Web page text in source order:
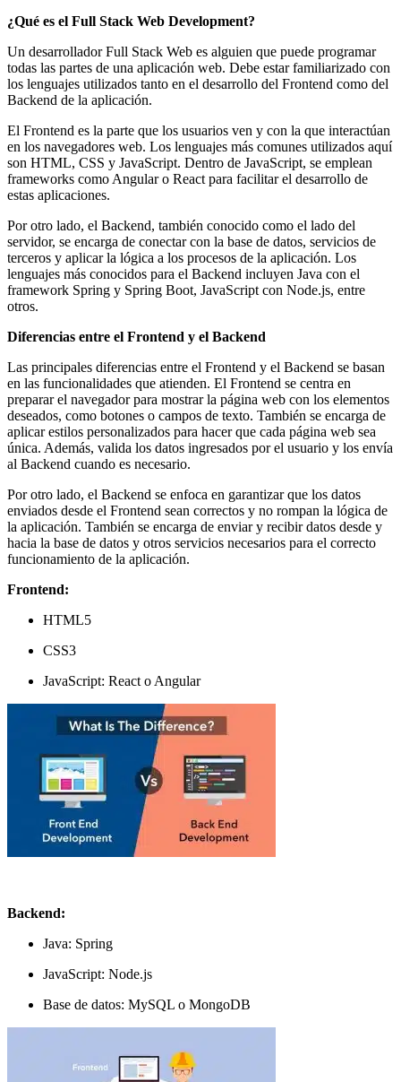
¿Qué es el Full Stack Web Development?
Un desarrollador Full Stack Web es alguien que puede programar
todas las partes de una aplicación web. Debe estar familiarizado con
los lenguajes utilizados tanto en el desarrollo del Frontend como del
Backend de la aplicación.
El Frontend es la parte que los usuarios ven y con la que interactúan
en los navegadores web. Los lenguajes más comunes utilizados aquí
son HTML, CSS y JavaScript. Dentro de JavaScript, se emplean
frameworks como Angular o React para facilitar el desarrollo de
estas aplicaciones.
Por otro lado, el Backend, también conocido como el lado del
servidor, se encarga de conectar con la base de datos, servicios de
terceros y aplicar la lógica a los procesos de la aplicación. Los
lenguajes más conocidos para el Backend incluyen Java con el
framework Spring y Spring Boot, JavaScript con Node.js, entre
otros.
Diferencias entre el Frontend y el Backend
Las principales diferencias entre el Frontend y el Backend se basan
en las funcionalidades que atienden. El Frontend se centra en
preparar el navegador para mostrar la página web con los elementos
deseados, como botones o campos de texto. También se encarga de
aplicar estilos personalizados para hacer que cada página web sea
única. Además, valida los datos ingresados por el usuario y los envía
al Backend cuando es necesario.
Por otro lado, el Backend se enfoca en garantizar que los datos
enviados desde el Frontend sean correctos y no rompan la lógica de
la aplicación. También se encarga de enviar y recibir datos desde y
hacia la base de datos y otros servicios necesarios para el correcto
funcionamiento de la aplicación.
Frontend:
HTML5
CSS3
JavaScript: React o Angular
Backend:
Java: Spring
JavaScript: Node.js
Base de datos: MySQL o MongoDB